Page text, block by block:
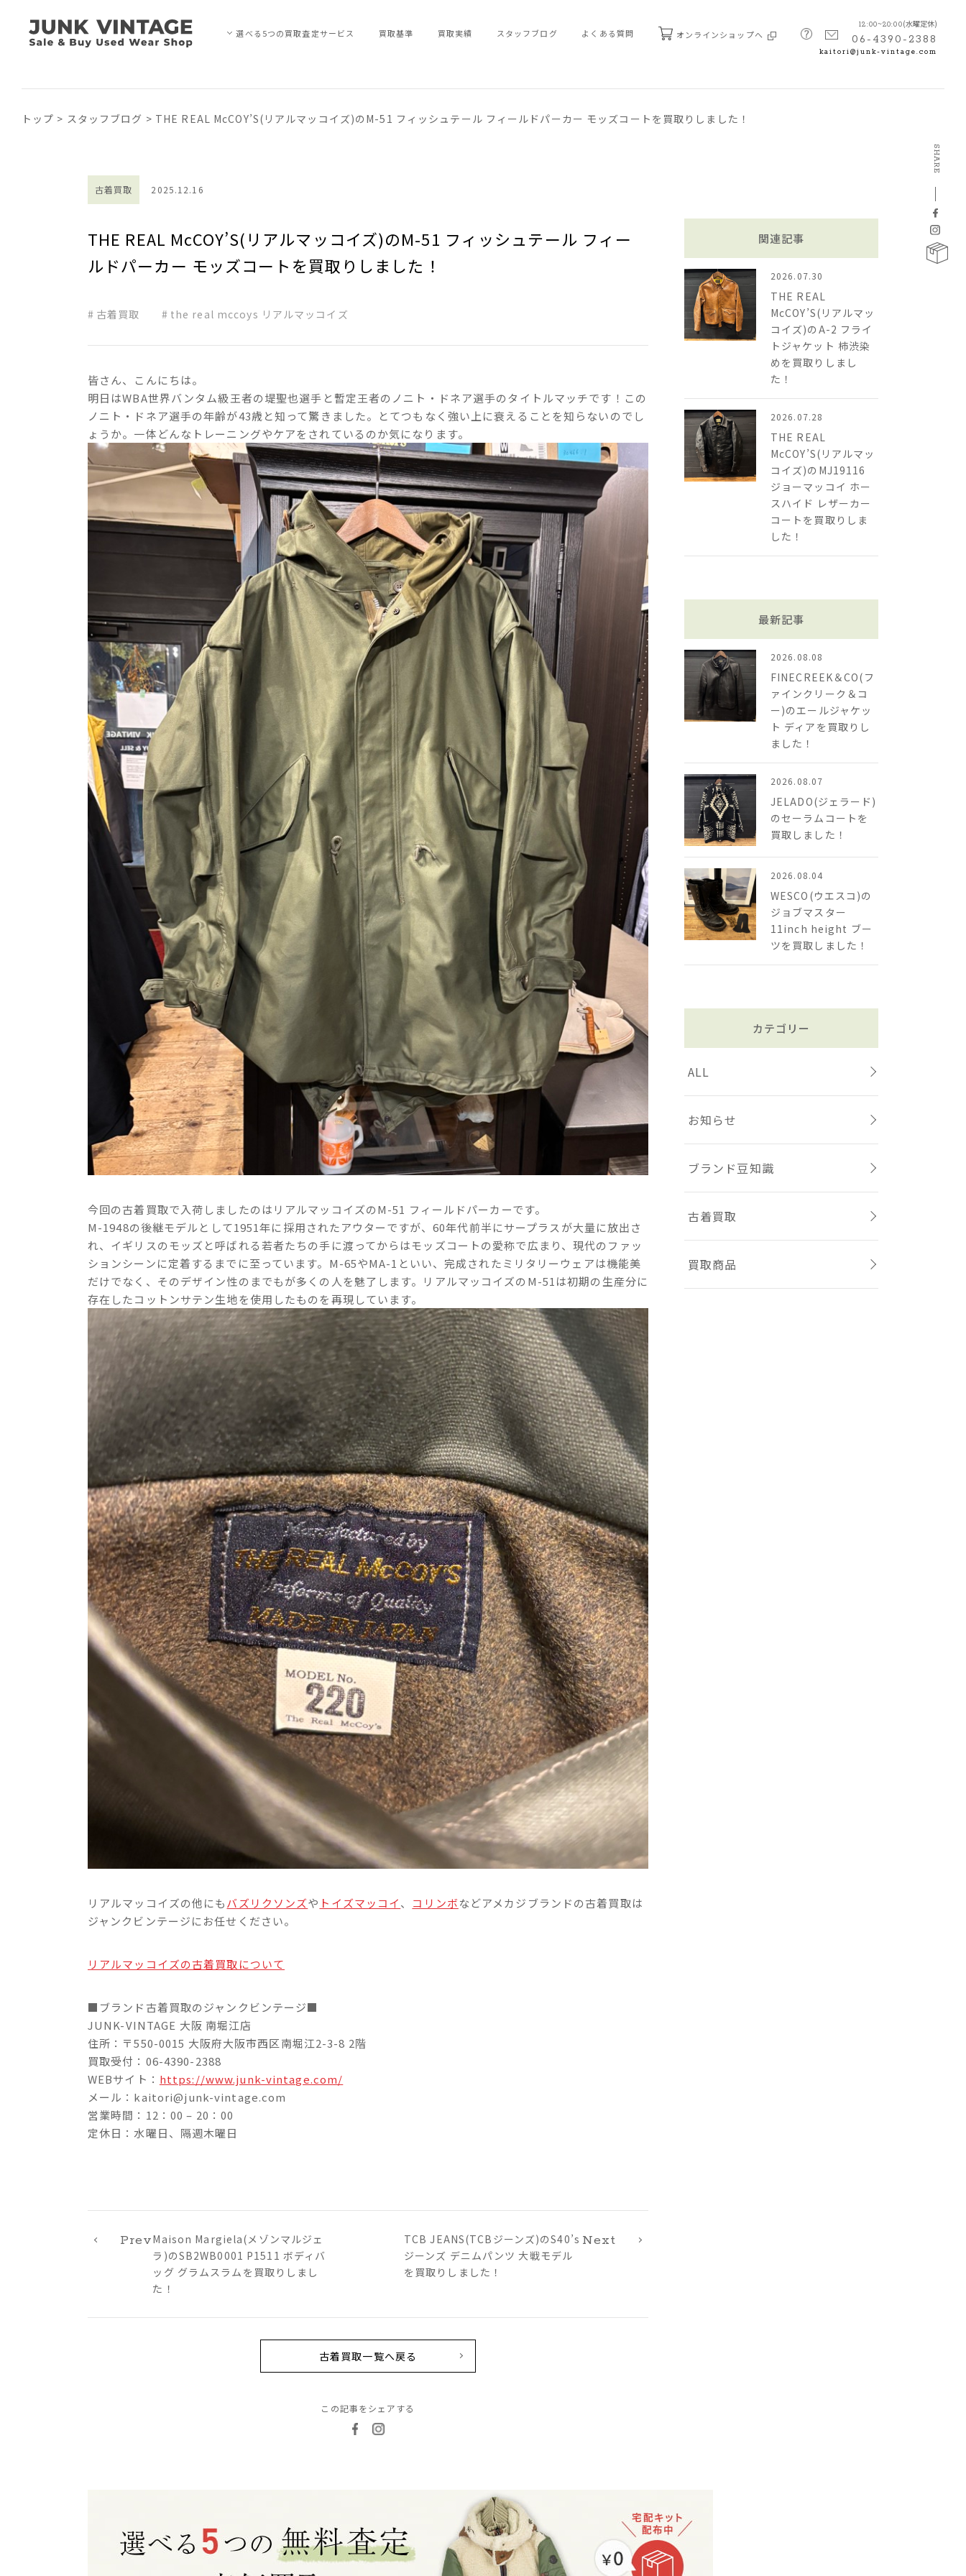
選べる5つの買取査定サービス 買取基準 買取実績 スタッフブログ よくある質問 オンラインショップへ
12:00~20:00(水曜定休)
06-4390-2388
kaitori@junk-vintage.com
トップ > スタッフブログ > THE REAL McCOY’S(リアルマッコイズ)のM-51 フィッシュテール フィールドパーカー モッズコートを買取りしました！
古着買取 2025.12.16
THE REAL McCOY’S(リアルマッコイズ)のM-51 フィッシュテール フィー
ルドパーカー モッズコートを買取りしました！
古着買取 the real mccoys リアルマッコイズ
皆さん、こんにちは。
明日はWBA世界バンタム級王者の堤聖也選手と暫定王者のノニト・ドネア選手のタイトルマッチです！この
ノニト・ドネア選手の年齢が43歳と知って驚きました。とてつもなく強い上に衰えることを知らないのでし
ょうか。一体どんなトレーニングやケアをされているのか気になります。
今回の古着買取で入荷しましたのはリアルマッコイズのM-51 フィールドパーカーです。
M-1948の後継モデルとして1951年に採用されたアウターですが、60年代前半にサープラスが大量に放出さ
れ、イギリスのモッズと呼ばれる若者たちの手に渡ってからはモッズコートの愛称で広まり、現代のファッ
ションシーンに定着するまでに至 っています。M-65やMA-1といい、完成されたミリタリーウェアは機能美
だけでなく、そのデザイン性のまでもが多くの人を魅了します。リアルマッコイズのM-51は初期の生産分に
存在したコットンサテン生地を使用したものを再現しています。
リアルマッコイズの他にもバズリクソンズや トイズマッコイ、 コリンボなどアメカジブランドの古着買取は
ジャンクビンテージにお任せください。
リアルマッコイズの古着買取について
■ブランド古着買取のジャンクビンテージ■
JUNK-VINTAGE 大阪 南堀江店
住所：〒550-0015 大阪府大阪市西区南堀江2-3-8 2階
買取受付：06-4390-2388
WEBサイト： https://www.junk-vintage.com/
メール：kaitori@junk-vintage.com
営業時間：12：00 – 20：00
定休日：水曜日、隔週木曜日
PrevMaison Margiela(メゾンマルジェ
ラ)のSB2WB0001 P1511 ボディバ
ッグ グラムスラムを買取りしまし
た！
Next
TCB JEANS(TCBジーンズ)のS40’s
ジーンズ デニムパンツ 大戦モデル
を買取りしました！
古着買取一覧へ戻る
この記事をシェアする
関連記事
2026.07.30
THE REAL
McCOY’S(リアルマッ
コイズ)のA-2 フライ
トジャケット 柿渋染
めを買取りしまし
た！
2026.07.28
THE REAL
McCOY’S(リアルマッ
コイズ)のMJ19116
ジョーマッコイ ホー
スハイド レザーカー
コートを買取りしま
した！
最新記事
2026.08.08
FINECREEK＆CO(フ
ァインクリーク＆コ
ー)のエールジャケッ
ト ディアを買取りし
ました！
2026.08.07
JELADO(ジェラード)
のセーラムコートを
買取しました！
2026.08.04
WESCO(ウエスコ)の
ジョブマスター
11inch height ブー
ツを買取しました！
カテゴリー
ALL
お知らせ
ブランド豆知識
古着買取
買取商品
SHARE